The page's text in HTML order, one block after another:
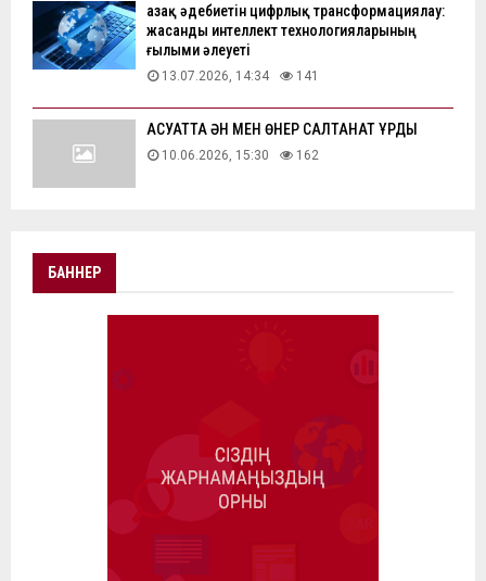
Қазақ әдебиетін цифрлық трансформациялау:
жасанды интеллект технологияларының
ғылыми әлеуеті
13.07.2026, 14:34 141
АҚСУАТТА ӘН МЕН ӨНЕР САЛТАНАТ ҚҰРДЫ
10.06.2026, 15:30 162
БАННЕР